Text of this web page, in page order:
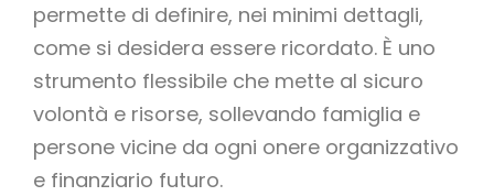
permette di definire, nei minimi dettagli,
come si desidera essere ricordato. È uno
strumento flessibile che mette al sicuro
volontà e risorse, sollevando famiglia e
persone vicine da ogni onere organizzativo
e finanziario futuro.